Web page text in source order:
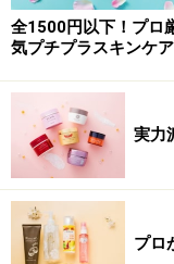
全1500円以下！プロ
気プチプラスキンケ
実力
プロ